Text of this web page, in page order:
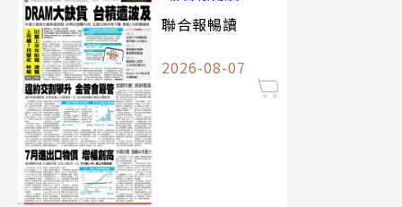
聯合報暢讀
2026-08-07